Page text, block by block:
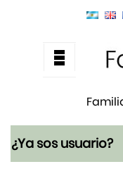
¿Ya sos usuario?